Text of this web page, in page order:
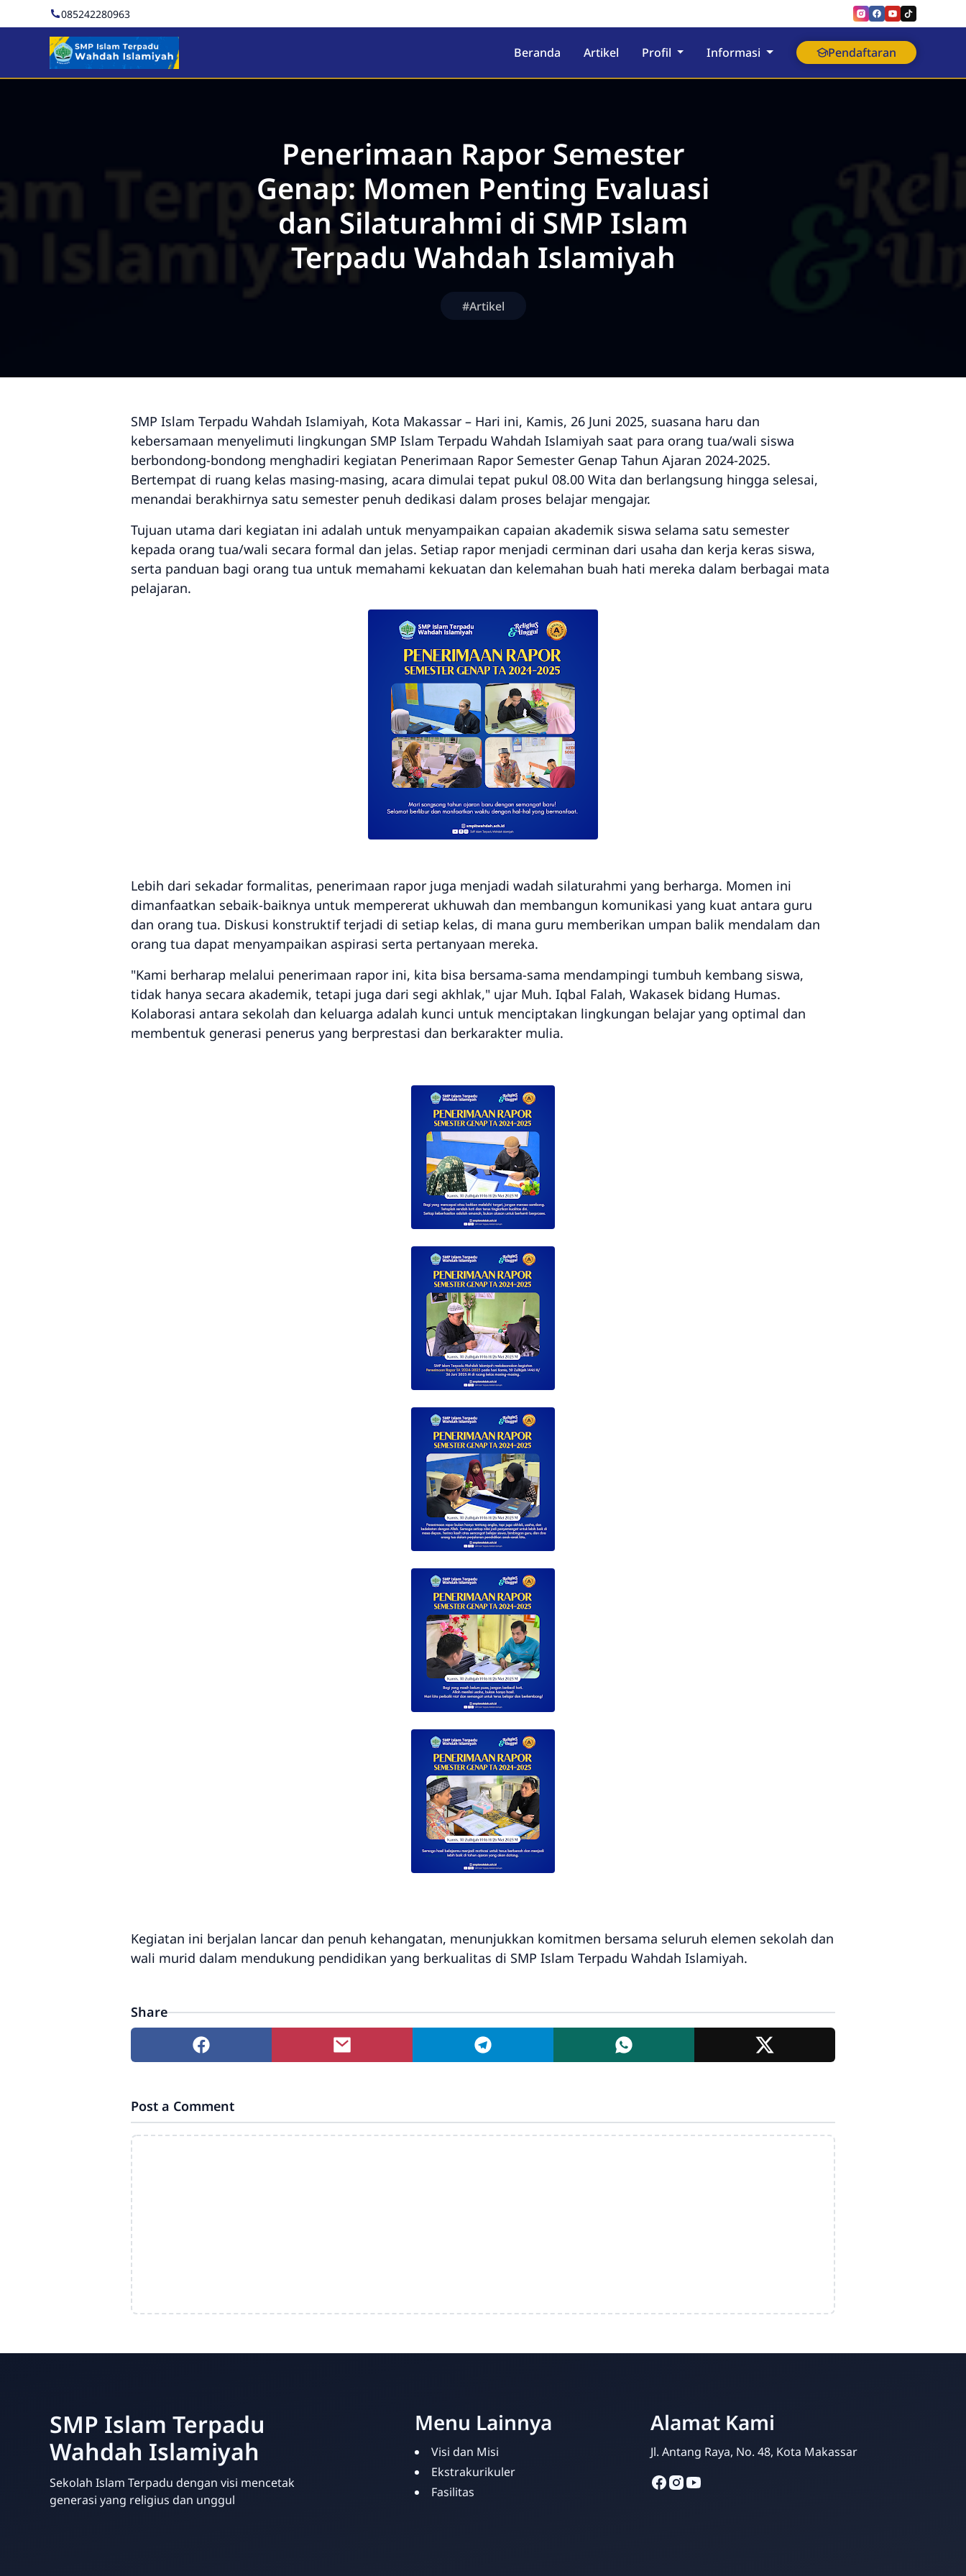
085242280963
SMP Islam Terpadu Wahdah Islamiyah Beranda Artikel Profil Informasi Pendaftaran
Amri Amsyari Said
Online
Penerimaan Rapor Semester
Genap: Momen Penting Evaluasi
dan Silaturahmi di SMP Islam
Terpadu Wahdah Islamiyah
#Artikel
SMP Islam Terpadu Wahdah Islamiyah, Kota Makassar – Hari ini, Kamis, 26 Juni 2025, suasana haru dan
kebersamaan menyelimuti lingkungan SMP Islam Terpadu Wahdah Islamiyah saat para orang tua/wali siswa
berbondong-bondong menghadiri kegiatan Penerimaan Rapor Semester Genap Tahun Ajaran 2024-2025.
Bertempat di ruang kelas masing-masing, acara dimulai tepat pukul 08.00 Wita dan berlangsung hingga selesai,
menandai berakhirnya satu semester penuh dedikasi dalam proses belajar mengajar.
Tujuan utama dari kegiatan ini adalah untuk menyampaikan capaian akademik siswa selama satu semester
kepada orang tua/wali secara formal dan jelas. Setiap rapor menjadi cerminan dari usaha dan kerja keras siswa,
serta panduan bagi orang tua untuk memahami kekuatan dan kelemahan buah hati mereka dalam berbagai mata
pelajaran.
Lebih dari sekadar formalitas, penerimaan rapor juga menjadi wadah silaturahmi yang berharga. Momen ini
dimanfaatkan sebaik-baiknya untuk mempererat ukhuwah dan membangun komunikasi yang kuat antara guru
dan orang tua. Diskusi konstruktif terjadi di setiap kelas, di mana guru memberikan umpan balik mendalam dan
orang tua dapat menyampaikan aspirasi serta pertanyaan mereka.
"Kami berharap melalui penerimaan rapor ini, kita bisa bersama-sama mendampingi tumbuh kembang siswa,
tidak hanya secara akademik, tetapi juga dari segi akhlak," ujar Muh. Iqbal Falah, Wakasek bidang Humas.
Kolaborasi antara sekolah dan keluarga adalah kunci untuk menciptakan lingkungan belajar yang optimal dan
membentuk generasi penerus yang berprestasi dan berkarakter mulia.
Kegiatan ini berjalan lancar dan penuh kehangatan, menunjukkan komitmen bersama seluruh elemen sekolah dan
wali murid dalam mendukung pendidikan yang berkualitas di SMP Islam Terpadu Wahdah Islamiyah.
Share
Post a Comment
SMP Islam Terpadu
Wahdah Islamiyah
Sekolah Islam Terpadu dengan visi mencetak
generasi yang religius dan unggul
Menu Lainnya
Visi dan Misi
Ekstrakurikuler
Fasilitas
Alamat Kami
Jl. Antang Raya, No. 48, Kota Makassar